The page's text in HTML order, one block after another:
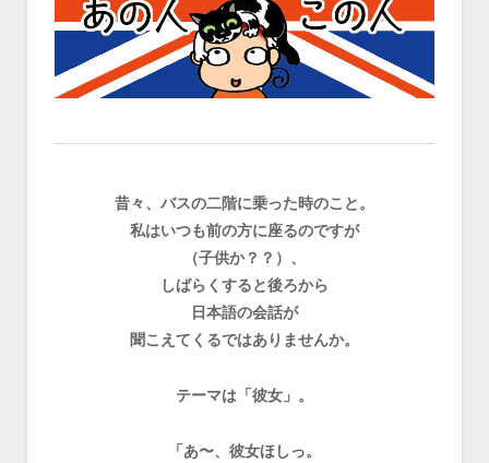
昔々、バスの二階に乗った時のこと。
私はいつも前の方に座るのですが
（子供か？？）、
しばらくすると後ろから
日本語の会話が
聞こえてくるではありませんか。
テーマは「彼女」。
「あ〜、彼女ほしっ。